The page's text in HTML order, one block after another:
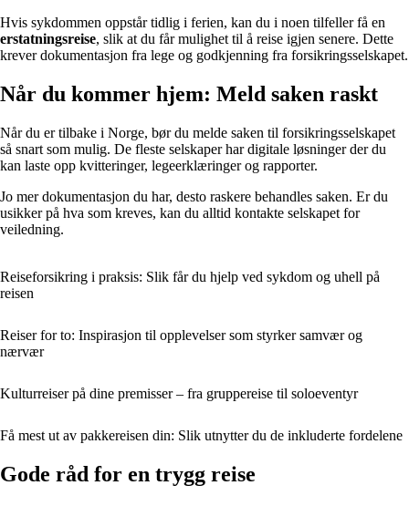
Hvis sykdommen oppstår tidlig i ferien, kan du i noen tilfeller få en
erstatningsreise, slik at du får mulighet til å reise igjen senere. Dette
krever dokumentasjon fra lege og godkjenning fra forsikringsselskapet.
Når du kommer hjem: Meld saken raskt
Når du er tilbake i Norge, bør du melde saken til forsikringsselskapet
så snart som mulig. De fleste selskaper har digitale løsninger der du
kan laste opp kvitteringer, legeerklæringer og rapporter.
Jo mer dokumentasjon du har, desto raskere behandles saken. Er du
usikker på hva som kreves, kan du alltid kontakte selskapet for
veiledning.
Reiseforsikring i praksis: Slik får du hjelp ved sykdom og uhell på
reisen
Reiser for to: Inspirasjon til opplevelser som styrker samvær og
nærvær
Kulturreiser på dine premisser – fra gruppereise til soloeventyr
Få mest ut av pakkereisen din: Slik utnytter du de inkluderte fordelene
Gode råd for en trygg reise